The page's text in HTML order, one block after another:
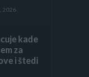
2026
kade
za
i štedi